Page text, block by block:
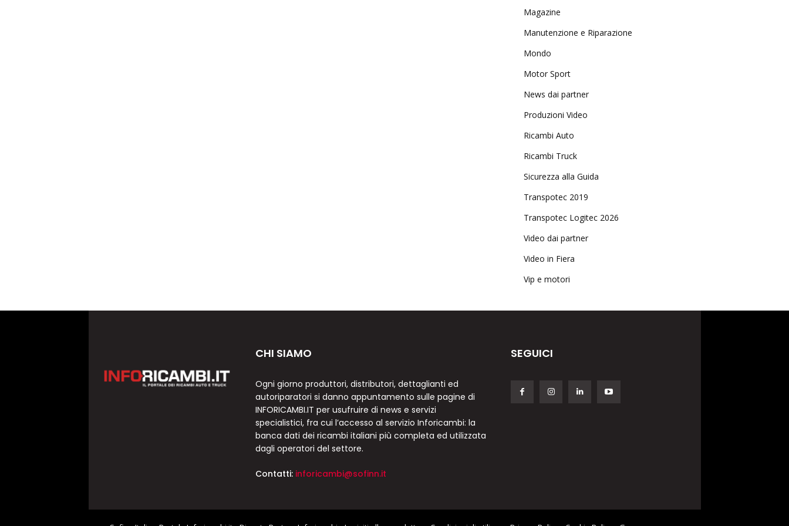
Magazine
Manutenzione e Riparazione
Mondo
Motor Sport
News dai partner
Produzioni Video
Ricambi Auto
Ricambi Truck
Sicurezza alla Guida
Transpotec 2019
Transpotec Logitec 2026
Video dai partner
Video in Fiera
Vip e motori
CHI SIAMO
Ogni giorno produttori, distributori, dettaglianti ed
autoriparatori si danno appuntamento sulle pagine di
INFORICAMBI.IT per usufruire di news e servizi
specialistici, fra cui l’accesso al servizio Inforicambi: la
banca dati dei ricambi italiani più completa ed utilizzata
dagli operatori del settore.
Contatti: inforicambi@sofinn.it
SEGUICI